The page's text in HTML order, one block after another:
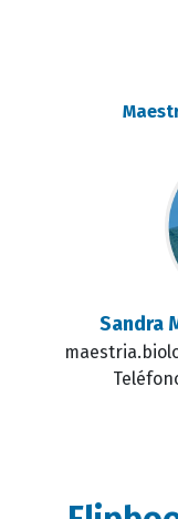
Sandra